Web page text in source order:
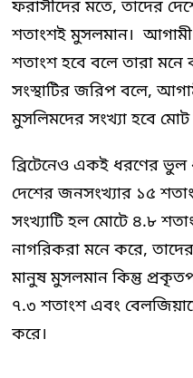
ফরাসীদের মতে, তাদের
শতাংশই মুসলমান। আগামী
শতাংশ হবে বলে তারা মনে
সংস্থাটির জরিপ বলে,
মুসলিমদের সংখ্যা হবে
ব্রিটেনেও একই ধরণের ভুল
দেশের জনসংখ্যার ১৫
সংখ্যাটি হল মোটে ৪.৮
নাগরিকরা মনে করে,
মানুষ মুসলমান কিন্তু
৭.৩ শতাংশ এবং
করে।